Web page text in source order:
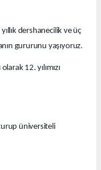
dershanecilik ve üç
gururunu yaşıyoruz.
12. yılımızı
üniversiteli